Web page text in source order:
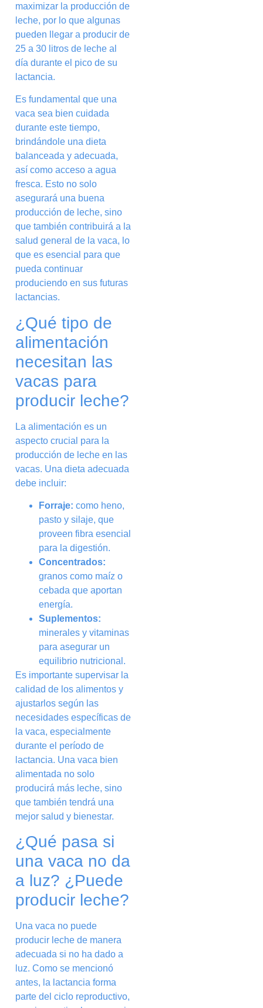
maximizar la producción de
leche, por lo que algunas
pueden llegar a producir de
25 a 30 litros de leche al
día durante el pico de su
lactancia.
Es fundamental que una
vaca sea bien cuidada
durante este tiempo,
brindándole una dieta
balanceada y adecuada,
así como acceso a agua
fresca. Esto no solo
asegurará una buena
producción de leche, sino
que también contribuirá a la
salud general de la vaca, lo
que es esencial para que
pueda continuar
produciendo en sus futuras
lactancias.
¿Qué tipo de
alimentación
necesitan las
vacas para
producir leche?
La alimentación es un
aspecto crucial para la
producción de leche en las
vacas. Una dieta adecuada
debe incluir:
Forraje: como heno,
pasto y silaje, que
proveen fibra esencial
para la digestión.
Concentrados:
granos como maíz o
cebada que aportan
energía.
Suplementos:
minerales y vitaminas
para asegurar un
equilibrio nutricional.
Es importante supervisar la
calidad de los alimentos y
ajustarlos según las
necesidades específicas de
la vaca, especialmente
durante el período de
lactancia. Una vaca bien
alimentada no solo
producirá más leche, sino
que también tendrá una
mejor salud y bienestar.
¿Qué pasa si
una vaca no da
a luz? ¿Puede
producir leche?
Una vaca no puede
producir leche de manera
adecuada si no ha dado a
luz. Como se mencionó
antes, la lactancia forma
parte del ciclo reproductivo,